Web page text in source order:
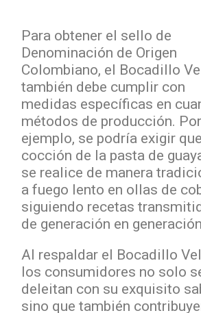
Para obtener el sello de
Denominación de Origen
Colombiano, el Bocadillo
también debe cumplir con
medidas específicas en
métodos de producción. Por
ejemplo, se podría exigir
cocción de la pasta de
se realice de manera
a fuego lento en ollas de
siguiendo recetas
de generación en
Al respaldar el Bocadillo
los consumidores no solo
deleitan con su exquisito
sino que también